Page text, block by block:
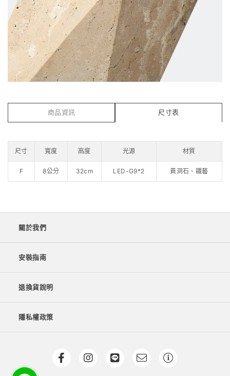
商品資訊 尺寸表
尺寸 寬度 高度 光源 材質
F 8公分 32cm LED-G9*2 黃洞石、鐵藝
關於我們
安裝指南
退換貨說明
隱私權政策